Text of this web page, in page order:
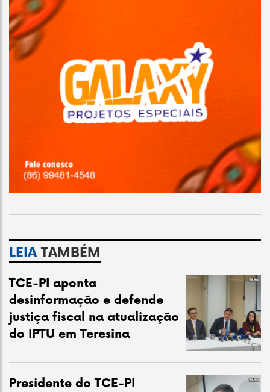
LEIATAMBÉM
TCE-PI aponta
desinformação e defende
justiça fiscal na atualização
do IPTU em Teresina
Presidente do TCE-PI